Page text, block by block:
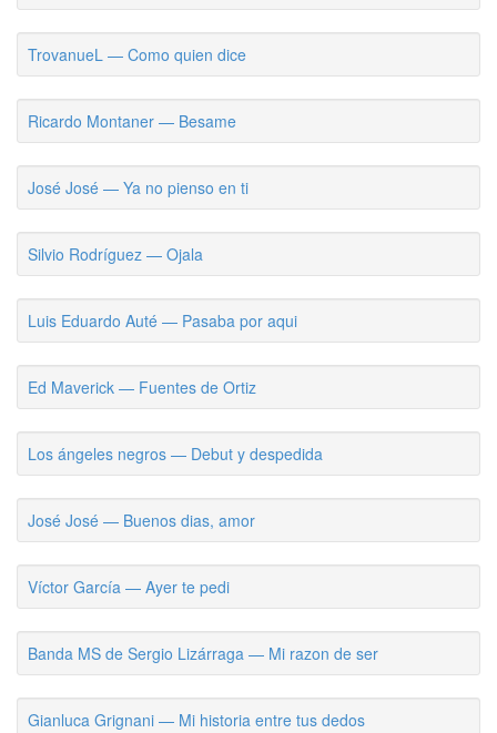
TrovanueL — Como quien dice
Ricardo Montaner — Besame
José José — Ya no pienso en ti
Silvio Rodríguez — Ojala
Luis Eduardo Auté — Pasaba por aqui
Ed Maverick — Fuentes de Ortiz
Los ángeles negros — Debut y despedida
José José — Buenos dias, amor
Víctor García — Ayer te pedi
Banda MS de Sergio Lizárraga — Mi razon de ser
Gianluca Grignani — Mi historia entre tus dedos